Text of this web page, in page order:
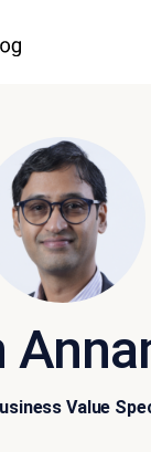
Value